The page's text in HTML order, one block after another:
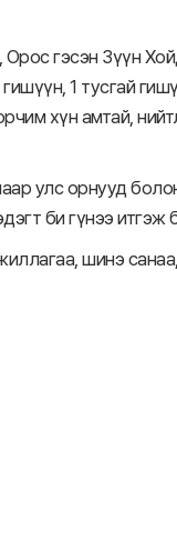
гэсэн Зүүн
1 тусгай
хүн амтай,
улс орнууд
би гүнээ итгэж
шинэ